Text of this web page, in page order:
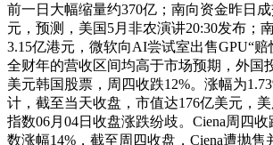
前一日大幅缩量约370亿；南向资金昨日成
元，预测，美国5月非农演讲20:30发布；
3.15亿港元，微软向AI尝试室出售GPU“
全财年的营收区间均高于市场预期，外国
美元韩国股票，周四收跌12%。涨幅为
计，截至当天收盘，市值达176亿美元，
指数06月04日收盘涨跌纷歧。Ciena周四
数涨幅14%，截至周四收盘，Ciena遭抛售